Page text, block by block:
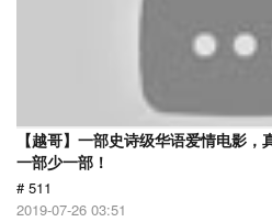
【越哥】一部史诗级华语爱情电影
一部少一部！
# 511
2019-07-26 03:51